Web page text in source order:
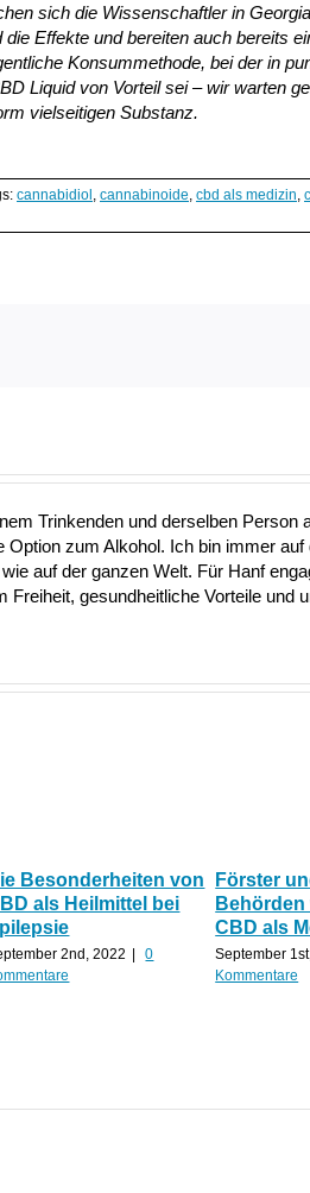
sich die Wissenschaftler in
Effekte und bereiten auch bereits
Konsummethode, bei der in
Liquid von Vorteil sei – wir warten
vielseitigen Substanz.
cannabidiol, cannabinoide, cbd als medizin,
Trinkenden und derselben Person
zum Alkohol. Ich bin immer
auf der ganzen Welt. Für Hanf
gesundheitliche Vorteile und
Besonderheiten von
als Heilmittel bei
2nd, 2022 |
0
Förster
CBD als
September
Kommentare